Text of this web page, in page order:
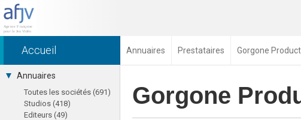
Accueil Annuaires Prestataires Gorgone
Annuaires
Toutes les sociétés (691)
Studios (418)
Editeurs (49)
Gorgone